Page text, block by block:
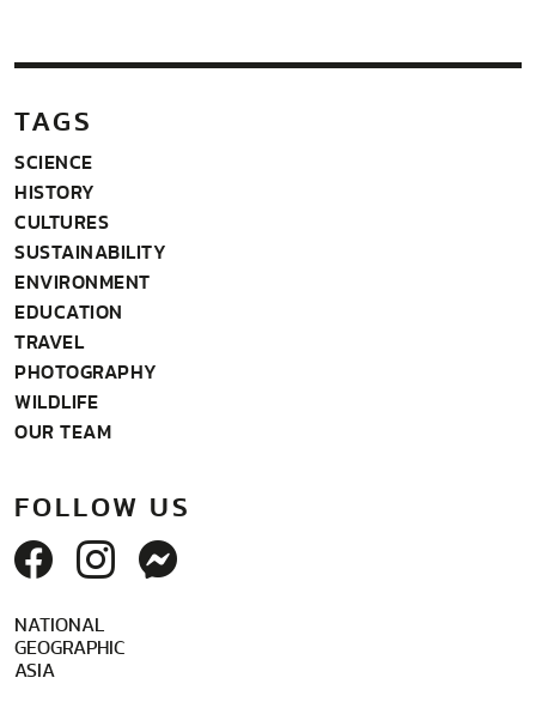
TAGS
SCIENCE
HISTORY
CULTURES
SUSTAINABILITY
ENVIRONMENT
EDUCATION
TRAVEL
PHOTOGRAPHY
WILDLIFE
OUR TEAM
FOLLOW US
NATIONAL
GEOGRAPHIC
ASIA